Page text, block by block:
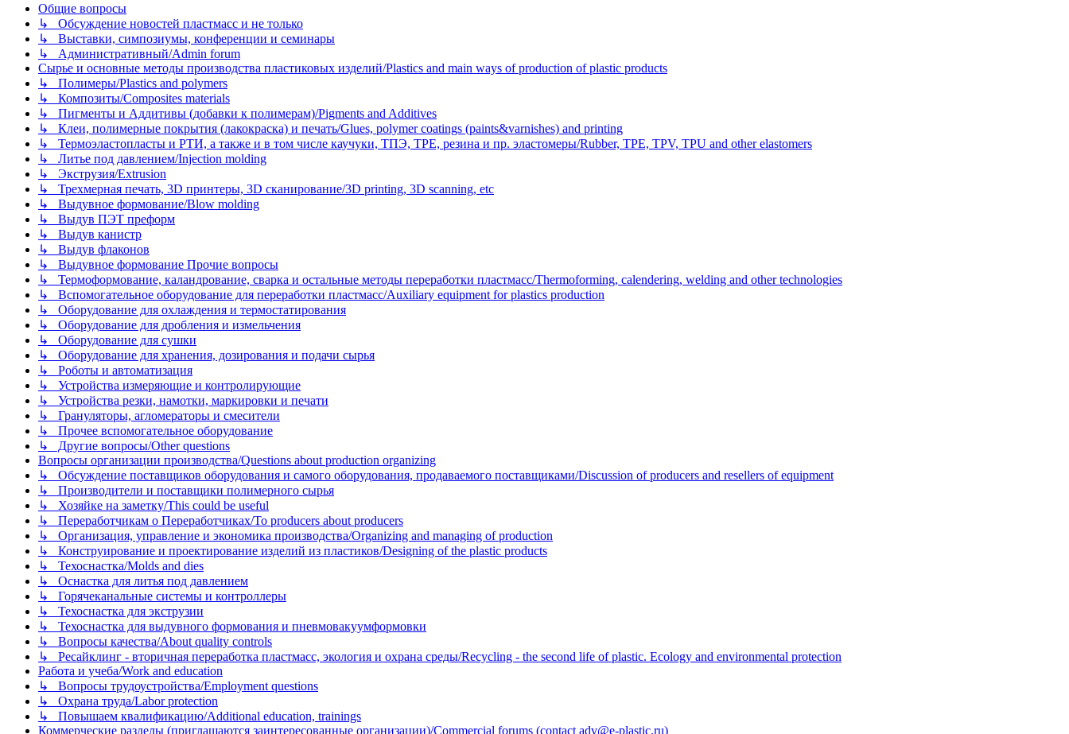
Общие вопросы
↳ Обсуждение новостей пластмасс и не только
↳ Выставки, симпозиумы, конференции и семинары
↳ Административный/Admin forum
Сырье и основные методы производства пластиковых изделий/Plastics and main ways of production of plastic products
↳ Полимеры/Plastics and polymers
↳ Композиты/Сomposites materials
↳ Пигменты и Аддитивы (добавки к полимерам)/Pigments and Additives
↳ Клеи, полимерные покрытия (лакокраска) и печать/Glues, polymer coatings (paints&varnishes) and printing
↳ Термоэластопласты и РТИ, а также и в том числе каучуки, ТПЭ, TPE, резина и пр. эластомеры/Rubber, TPE, TPV, TPU and other elastomers
↳ Литье под давлением/Injection molding
↳ Экструзия/Extrusion
↳ Трехмерная печать, 3D принтеры, 3D сканирование/3D printing, 3D scanning, etc
↳ Выдувное формование/Blow molding
↳ Выдув ПЭТ преформ
↳ Выдув канистр
↳ Выдув флаконов
↳ Выдувное формование Прочие вопросы
↳ Термоформование, каландрование, сварка и остальные методы переработки пластмасс/Thermoforming, calendering, welding and other technologies
↳ Вспомогательное оборудование для переработки пластмасс/Auxiliary equipment for plastics production
↳ Оборудование для охлаждения и термостатирования
↳ Оборудование для дробления и измельчения
↳ Оборудование для сушки
↳ Оборудование для хранения, дозирования и подачи сырья
↳ Роботы и автоматизация
↳ Устройства измеряющие и контролирующие
↳ Устройства резки, намотки, маркировки и печати
↳ Грануляторы, агломераторы и смесители
↳ Прочее вспомогательное оборудование
↳ Другие вопросы/Other questions
Вопросы организации производства/Questions about production organizing
↳ Обсуждение поставщиков оборудования и самого оборудования, продаваемого поставщиками/Discussion of producers and resellers of equipment
↳ Производители и поставщики полимерного сырья
↳ Хозяйке на заметку/This could be useful
↳ Переработчикам о Переработчиках/To producers about producers
↳ Организация, управление и экономика производства/Organizing and managing of production
↳ Конструирование и проектирование изделий из пластиков/Designing of the plastic products
↳ Техоснастка/Molds and dies
↳ Оснастка для литья под давлением
↳ Горячеканальные системы и контроллеры
↳ Техоснастка для экструзии
↳ Техоснастка для выдувного формования и пневмовакуумформовки
↳ Вопросы качества/About quality controls
↳ Ресайклинг - вторичная переработка пластмасс, экология и охрана среды/Recycling - the second life of plastic. Ecology and environmental protection
Работа и учеба/Work and education
↳ Вопросы трудоустройства/Employment questions
↳ Охрана труда/Labor protection
↳ Повышаем квалификацию/Additional education, trainings
Коммерческие разделы (приглашаются заинтересованные организации)/Commercial forums (contact adv@e-plastic.ru)